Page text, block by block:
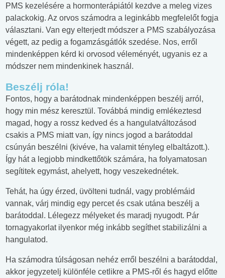
PMS kezelésére a hormonterápiától kezdve a meleg vizes
palackokig. Az orvos számodra a leginkább megfelelőt fogja
választani. Van egy elterjedt módszer a PMS szabályozása
végett, az pedig a fogamzásgátlók szedése. Nos, erről
mindenképpen kérd ki orvosod véleményét, ugyanis ez a
módszer nem mindenkinek használ.
Beszélj róla!
Fontos, hogy a barátodnak mindenképpen beszélj arról,
hogy min mész keresztül. Továbbá mindig emlékeztesd
magad, hogy a rossz kedved és a hangulatváltozásod
csakis a PMS miatt van, így nincs jogod a barátoddal
csúnyán beszélni (kivéve, ha valamit tényleg elbaltázott.).
Így hát a legjobb mindkettőtök számára, ha folyamatosan
segítitek egymást, ahelyett, hogy veszekednétek.
Tehát, ha úgy érzed, üvölteni tudnál, vagy problémáid
vannak, várj mindig egy percet és csak utána beszélj a
barátoddal. Lélegezz mélyeket és maradj nyugodt. Pár
tornagyakorlat ilyenkor még inkább segíthet stabilizálni a
hangulatod.
Ha számodra túlságosan nehéz erről beszélni a barátoddal,
akkor jegyzetelj különféle cetlikre a PMS-ről és hagyd előtte